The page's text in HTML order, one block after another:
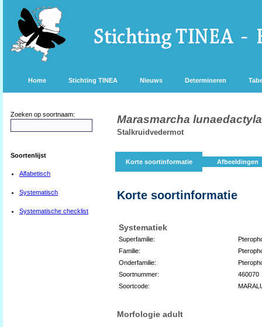
Home Stichting TINEA Nieuws Determineren
Zoeken op soortnaam:
Soortenlijst
Alfabetisch
Systematisch
Systematische checklist
Marasmarcha lunaedactyla
Stalkruidvedermot
Korte soortinformatie Afbeeldingen
Korte soortinformatie
Systematiek
Superfamilie:
Familie:
Onderfamilie:
Soortnummer:
460070
Soortcode:
Morfologie adult